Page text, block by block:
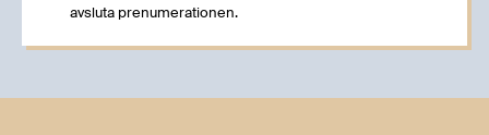
avsluta prenumerationen.